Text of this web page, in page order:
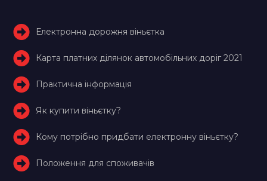
Електронна дорожня віньєтка
Карта платних ділянок автомобільних доріг 2021
Практична інформація
Як купити віньєтку?
Кому потрібно придбати електронну віньєтку?
Положення для споживачів